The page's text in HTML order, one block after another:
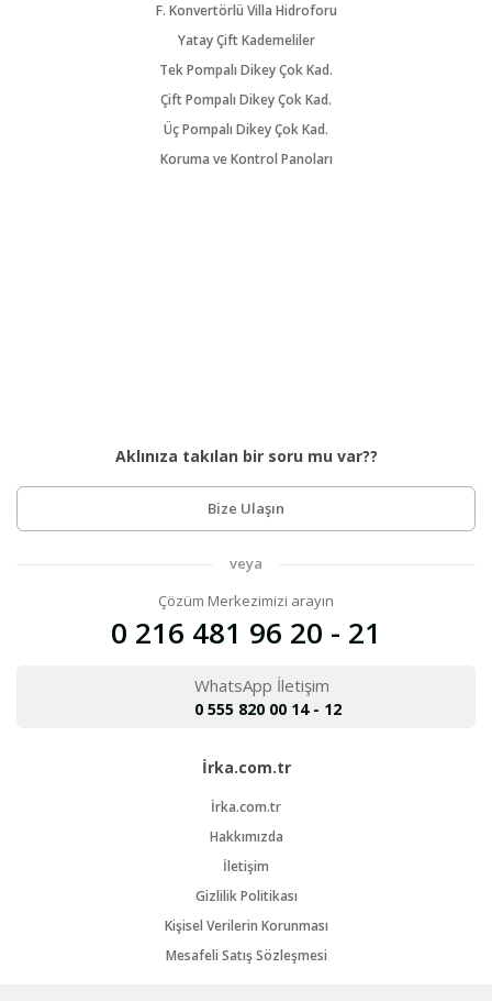
F. Konvertörlü Villa Hidroforu
Yatay Çift Kademeliler
Tek Pompalı Dikey Çok Kad.
Çift Pompalı Dikey Çok Kad.
Üç Pompalı Dikey Çok Kad.
Koruma ve Kontrol Panoları
Aklınıza takılan bir soru mu var??
Bize Ulaşın
veya
Çözüm Merkezimizi arayın
0 216 481 96 20 - 21
WhatsApp İletişim
0 555 820 00 14 - 12
İrka.com.tr
İrka.com.tr
Hakkımızda
İletişim
Gizlilik Politikası
Kişisel Verilerin Korunması
Mesafeli Satış Sözleşmesi